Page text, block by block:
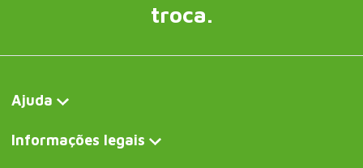
troca.
Ajuda
Informações legais